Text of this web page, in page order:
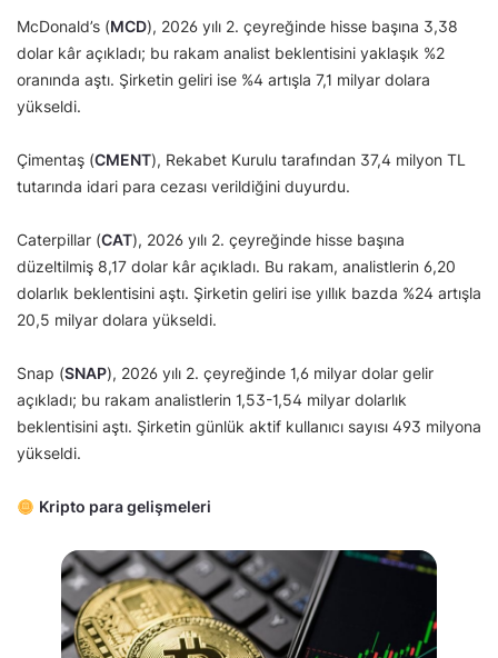
McDonald’s (MCD), 2026 yılı 2. çeyreğinde hisse başına 3,38
dolar kâr açıkladı; bu rakam analist beklentisini yaklaşık %2
oranında aştı. Şirketin geliri ise %4 artışla 7,1 milyar dolara
yükseldi.
Çimentaş (CMENT), Rekabet Kurulu tarafından 37,4 milyon TL
tutarında idari para cezası verildiğini duyurdu.
Caterpillar (CAT), 2026 yılı 2. çeyreğinde hisse başına
düzeltilmiş 8,17 dolar kâr açıkladı. Bu rakam, analistlerin 6,20
dolarlık beklentisini aştı. Şirketin geliri ise yıllık bazda %24 artışla
20,5 milyar dolara yükseldi.
Snap (SNAP), 2026 yılı 2. çeyreğinde 1,6 milyar dolar gelir
açıkladı; bu rakam analistlerin 1,53-1,54 milyar dolarlık
beklentisini aştı. Şirketin günlük aktif kullanıcı sayısı 493 milyona
yükseldi.
Kripto para gelişmeleri